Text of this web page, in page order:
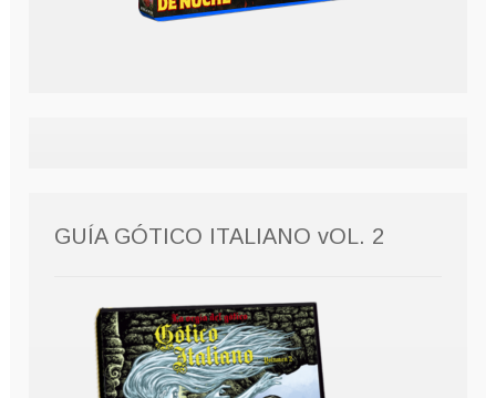
GUÍA GÓTICO ITALIANO vOL. 2